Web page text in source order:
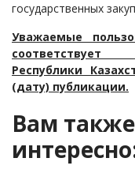
государственных
Уважаемые
Республики
(дату) публикации.
Вам